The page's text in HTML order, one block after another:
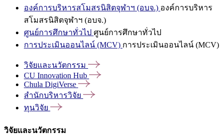
องค์การบริหารสโมสรนิสิตจุฬาฯ (อบจ.) องค์การบริหาร
สโมสรนิสิตจุฬาฯ (อบจ.)
ศูนย์การศึกษาทั่วไป ศูนย์การศึกษาทั่วไป
การประเมินออนไลน์ (MCV) การประเมินออนไลน์ (MCV)
วิจัยและนวัตกรรม
CU Innovation Hub
Chula DigiVerse
สำนักบริหารวิจัย
ทุนวิจัย
วิจัยและนวัตกรรม